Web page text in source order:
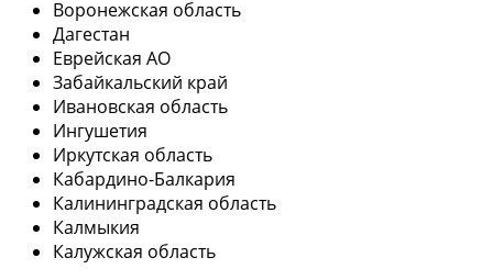
Воронежская область
Дагестан
Еврейская АО
Забайкальский край
Ивановская область
Ингушетия
Иркутская область
Кабардино-Балкария
Калининградская область
Калмыкия
Калужская область